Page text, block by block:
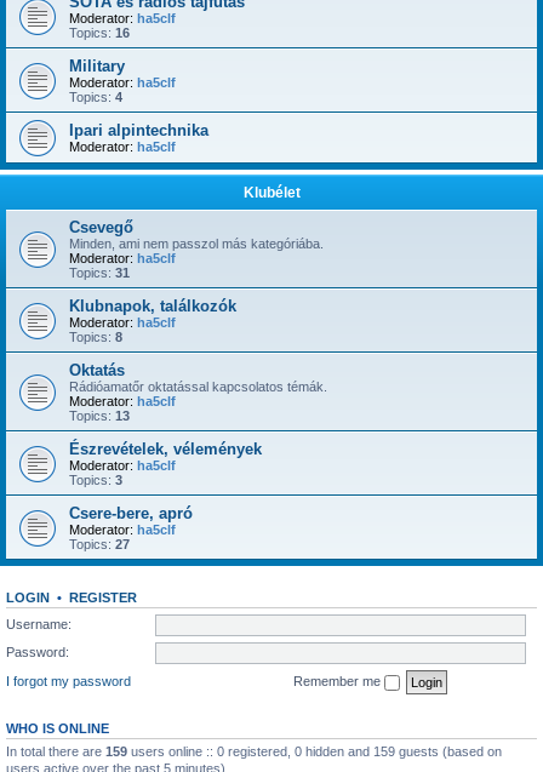
Moderator: ha5clf
Topics: 16
Military
Moderator: ha5clf
Topics: 4
Ipari alpintechnika
Moderator: ha5clf
Klubélet
Csevegő
Minden, ami nem passzol más kategóriába.
Moderator: ha5clf
Topics: 31
Klubnapok, találkozók
Moderator: ha5clf
Topics: 8
Oktatás
Rádióamatőr oktatással kapcsolatos témák.
Moderator: ha5clf
Topics: 13
Észrevételek, vélemények
Moderator: ha5clf
Topics: 3
Csere-bere, apró
Moderator: ha5clf
Topics: 27
LOGIN • REGISTER
Username:
Password:
I forgot my password
Remember me
WHO IS ONLINE
In total there are 159 users online :: 0 registered, 0 hidden and 159 guests (based on
users active over the past 5 minutes)